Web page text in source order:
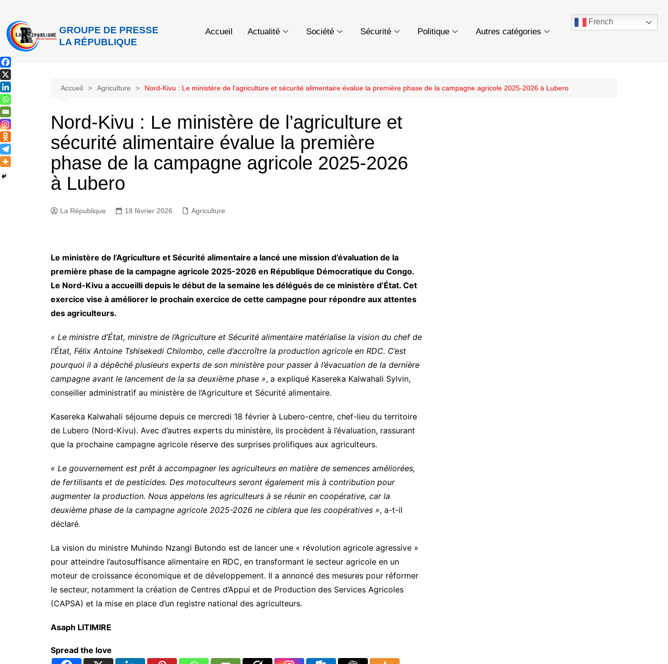
GROUPE DE PRESSE
LA RÉPUBLIQUE
Accueil Actualité Société Sécurité Politique Autres catégories
French
Accueil Agriculture Nord-Kivu : Le ministère de l’agriculture et sécurité alimentaire évalue la première phase de la campagne agricole 2025-2026 à Lubero
Nord-Kivu : Le ministère de l’agriculture et
sécurité alimentaire évalue la première
phase de la campagne agricole 2025-2026
à Lubero
La République 18 février 2026 Agriculture
Le ministère de l’Agriculture et Sécurité alimentaire a lancé une mission d’évaluation de la
première phase de la campagne agricole 2025-2026 en République Démocratique du Congo.
Le Nord-Kivu a accueilli depuis le début de la semaine les délégués de ce ministère d’État. Cet
exercice vise à améliorer le prochain exercice de cette campagne pour répondre aux attentes
des agriculteurs.
« Le ministre d’État, ministre de l’Agriculture et Sécurité alimentaire matérialise la vision du chef de
l’État, Félix Antoine Tshisekedi Chilombo, celle d’accroître la production agricole en RDC. C’est
pourquoi il a dépêché plusieurs experts de son ministère pour passer à l’évacuation de la dernière
campagne avant le lancement de la sa deuxième phase », a expliqué Kasereka Kalwahali Sylvin,
conseiller administratif au ministère de l’Agriculture et Sécurité alimentaire.
Kasereka Kalwahali séjourne depuis ce mercredi 18 février à Lubero-centre, chef-lieu du territoire
de Lubero (Nord-Kivu). Avec d’autres experts du ministère, ils procèdent à l’évaluation, rassurant
que la prochaine campagne agricole réserve des surprises prolifiques aux agriculteurs.
« Le gouvernement est prêt à accompagner les agriculteurs en matière de semences améliorées,
de fertilisants et de pesticides. Des motoculteurs seront également mis à contribution pour
augmenter la production. Nous appelons les agriculteurs à se réunir en coopérative, car la
deuxième phase de la campagne agricole 2025-2026 ne ciblera que les coopératives », a-t-il
déclaré.
La vision du ministre Muhindo Nzangi Butondo est de lancer une « révolution agricole agressive »
pour atteindre l’autosuffisance alimentaire en RDC, en transformant le secteur agricole en un
moteur de croissance économique et de développement. Il a annoncé des mesures pour réformer
le secteur, notamment la création de Centres d’Appui et de Production des Services Agricoles
(CAPSA) et la mise en place d’un registre national des agriculteurs.
Asaph LITIMIRE
Spread the love